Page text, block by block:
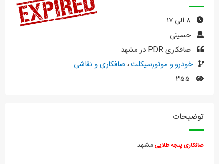
ورود یا عضویت
حسینی
صافکاری PDR در مشهد
خودرو و موتورسیکلت،صافکاری و نقاشی
توضیحات
صافکاری پنجه طلاییمشهد